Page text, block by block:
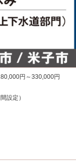
円～330,000円
設定）